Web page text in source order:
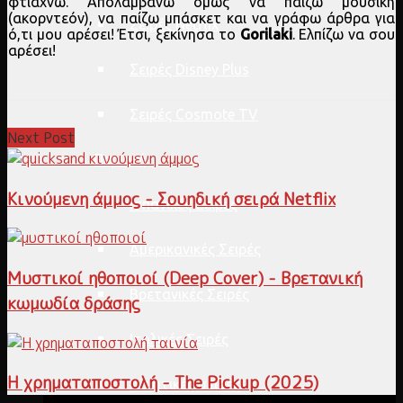
Σειρές Netflix
Περιοχή
Ισπανικές Σειρές
Αμερικανικές Σειρές
Ιταλικές Σειρές
Ασιατικές σειρές
(ακορντεόν), να παίζω μπάσκετ και να γράφω άρθρα για
ό,τι μου αρέσει! Έτσι, ξεκίνησα το Gorilaki. Ελπίζω να σου
αρέσει!
Next Post
Κινούμενη άμμος - Σουηδική σειρά Netflix
Μυστικοί ηθοποιοί (Deep Cover) - Βρετανική
κωμωδία δράσης
Η χρηματαποστολή - The Pickup (2025)